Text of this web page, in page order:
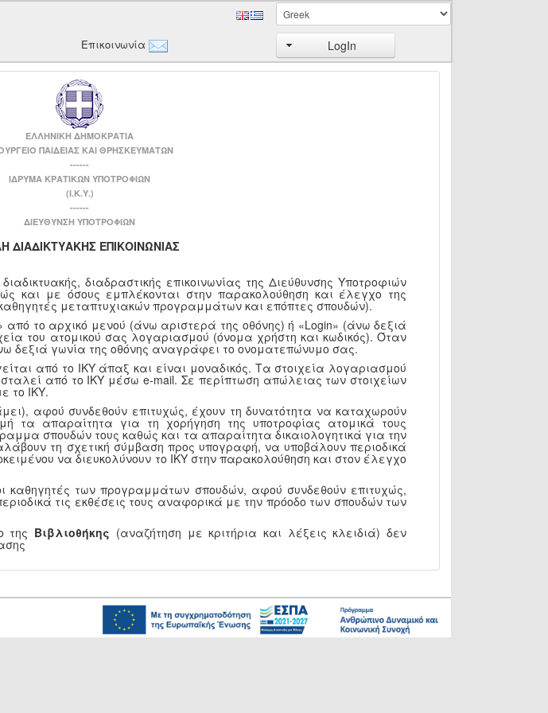
LogIn
Επικοινωνία
ΕΛΛΗΝΙΚΗ ΔΗΜΟΚΡΑΤΙΑ
ΠΑΙΔΕΙΑΣ ΚΑΙ ΘΡΗΣΚΕΥΜΑΤΩΝ
------
ΙΔΡΥΜΑ ΚΡΑΤΙΚΩΝ ΥΠΟΤΡΟΦΙΩΝ
(Ι.Κ.Υ.)
------
ΔΙΕΥΘΥΝΣΗ ΥΠΟΤΡΟΦΙΩΝ
ΔΙΑΔΙΚΤΥΑΚΗΣ ΕΠΙΚΟΙΝΩΝΙΑΣ
διαδραστικής επικοινωνίας της Διεύθυνσης Υποτροφιών
και με όσους εμπλέκονται στην παρακολούθηση και έλεγχο της
μεταπτυχιακών προγραμμάτων και επόπτες σπουδών).
από το αρχικό μενού (άνω αριστερά της οθόνης) ή «Login» (άνω δεξιά
του ατομικού σας λογαριασμού (όνομα χρήστη και κωδικός). Όταν
δεξιά γωνία της οθόνης αναγράφει το ονοματεπώνυμο σας.
από το ΙΚΥ άπαξ και είναι μοναδικός. Τα στοιχεία λογαριασμού
από το ΙΚΥ μέσω e-mail. Σε περίπτωση απώλειας των στοιχείων
το ΙΚΥ.
αφού συνδεθούν επιτυχώς, έχουν τη δυνατότητα να καταχωρούν
τα απαραίτητα για τη χορήγηση της υποτροφίας ατομικά τους
σπουδών τους καθώς και τα απαραίτητα δικαιολογητικά για την
τη σχετική σύμβαση προς υπογραφή, να υποβάλουν περιοδικά
να διευκολύνουν το ΙΚΥ στην παρακολούθηση και στον έλεγχο
καθηγητές των προγραμμάτων σπουδών, αφού συνδεθούν επιτυχώς,
τις εκθέσεις τους αναφορικά με την πρόοδο των σπουδών των
της Βιβλιοθήκης (αναζήτηση με κριτήρια και λέξεις κλειδιά) δεν